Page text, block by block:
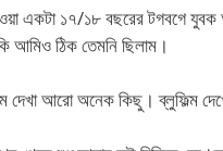
একটা ১৭/১৮ বছরের টগবগে যুবক
আমিও ঠিক তেমনি ছিলাম।
দেখা আরো অনেক কিছু। ব্লুফিল্ম